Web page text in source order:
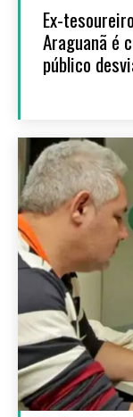
Ex-
Araguanã é
público